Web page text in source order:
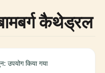
कैथेड्रल
उपयोग किया गया